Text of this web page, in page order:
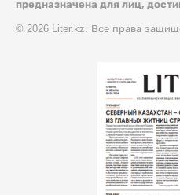
предназначена для лиц,
© 2026 Liter.kz. Все права